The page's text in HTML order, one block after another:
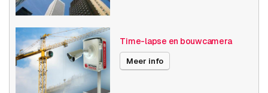
Publicatiedatum 01-12-2020
Time-lapse en bouwcamera
Meer info